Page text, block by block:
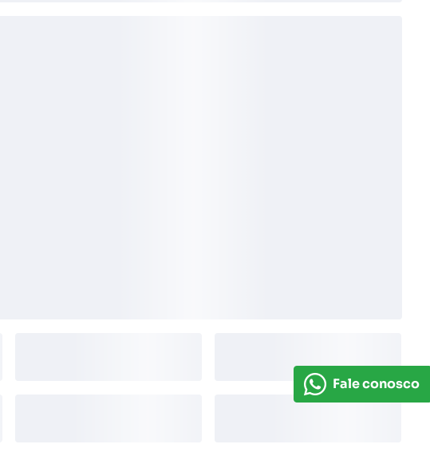
Fale conosco